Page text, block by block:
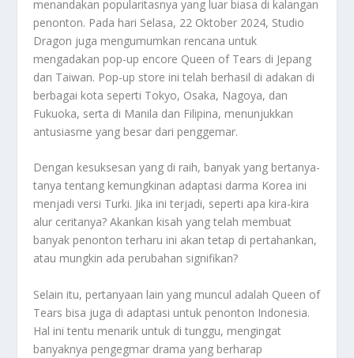
menandakan popularitasnya yang luar biasa di kalangan
penonton. Pada hari Selasa, 22 Oktober 2024, Studio
Dragon juga mengumumkan rencana untuk
mengadakan pop-up encore Queen of Tears di Jepang
dan Taiwan. Pop-up store ini telah berhasil di adakan di
berbagai kota seperti Tokyo, Osaka, Nagoya, dan
Fukuoka, serta di Manila dan Filipina, menunjukkan
antusiasme yang besar dari penggemar.
Dengan kesuksesan yang di raih, banyak yang bertanya-
tanya tentang kemungkinan adaptasi darma Korea ini
menjadi versi Turki. Jika ini terjadi, seperti apa kira-kira
alur ceritanya? Akankan kisah yang telah membuat
banyak penonton terharu ini akan tetap di pertahankan,
atau mungkin ada perubahan signifikan?
Selain itu, pertanyaan lain yang muncul adalah Queen of
Tears bisa juga di adaptasi untuk penonton Indonesia.
Hal ini tentu menarik untuk di tunggu, mengingat
banyaknya pengegmar drama yang berharap